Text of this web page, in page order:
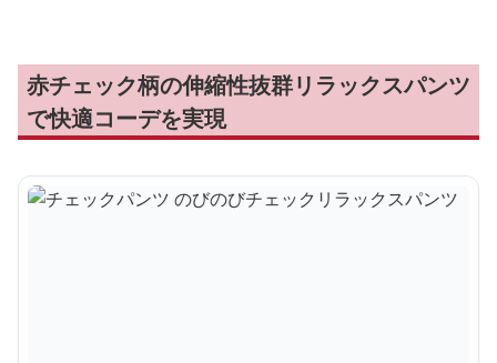
赤チェック柄の伸縮性抜群リラックスパンツ
で快適コーデを実現